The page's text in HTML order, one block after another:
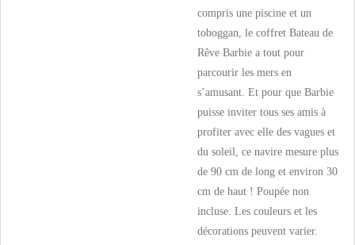
compris une piscine et un
toboggan, le coffret Bateau de
Rêve Barbie a tout pour
parcourir les mers en
s’amusant. Et pour que Barbie
puisse inviter tous ses amis à
profiter avec elle des vagues et
du soleil, ce navire mesure plus
de 90 cm de long et environ 30
cm de haut ! Poupée non
incluse. Les couleurs et les
décorations peuvent varier.